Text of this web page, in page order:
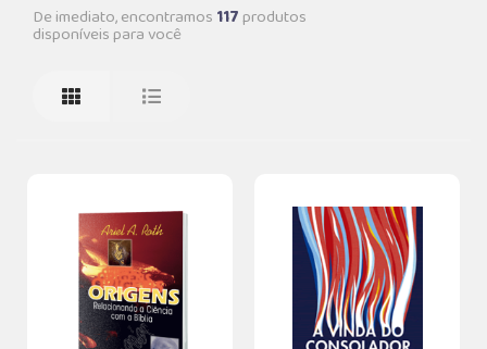
De imediato, encontramos 117produtos
disponíveis para você